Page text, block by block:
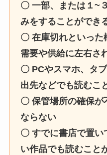
〇 一部、または１~
みをすることができ
〇 在庫切れといっ
需要や供給に左右さ
〇 PCやスマホ、タ
出先などでも読むこ
〇 保管場所の確保
ならない
〇 すでに書店で置
い作品でも読むこと